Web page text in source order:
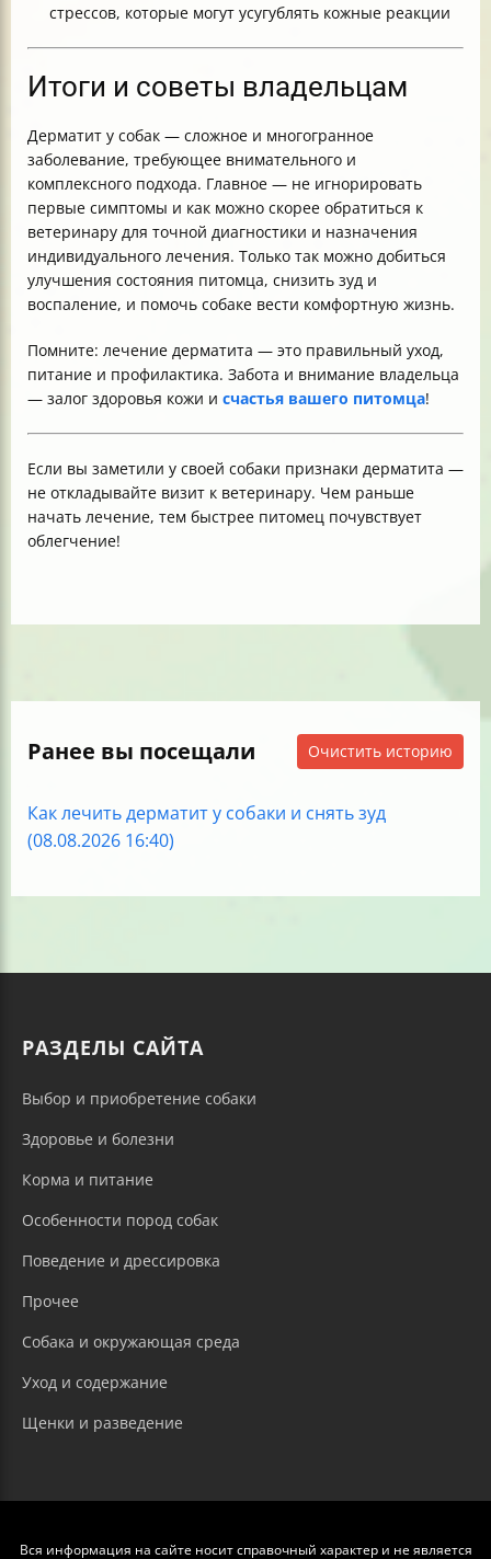
стрессов, которые могут усугублять кожные реакции
Итоги и советы владельцам
Дерматит у собак — сложное и многогранное
заболевание, требующее внимательного и
комплексного подхода. Главное — не игнорировать
первые симптомы и как можно скорее обратиться к
ветеринару для точной диагностики и назначения
индивидуального лечения. Только так можно добиться
улучшения состояния питомца, снизить зуд и
воспаление, и помочь собаке вести комфортную жизнь.
Помните: лечение дерматита — это правильный уход,
питание и профилактика. Забота и внимание владельца
— залог здоровья кожи и счастья вашего питомца!
Если вы заметили у своей собаки признаки дерматита —
не откладывайте визит к ветеринару. Чем раньше
начать лечение, тем быстрее питомец почувствует
облегчение!
Ранее вы посещали Очистить историю
Как лечить дерматит у собаки и снять зуд
(08.08.2026 16:40)
РАЗДЕЛЫ САЙТА
Выбор и приобретение собаки
Здоровье и болезни
Корма и питание
Особенности пород собак
Поведение и дрессировка
Прочее
Собака и окружающая среда
Уход и содержание
Щенки и разведение
Вся информация на сайте носит справочный характер и не является